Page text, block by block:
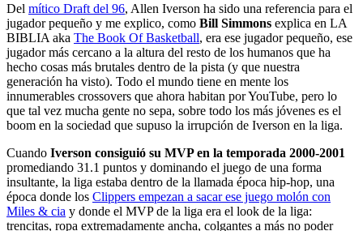
Del mítico Draft del 96, Allen Iverson ha sido una referencia para el
jugador pequeño y me explico, como Bill Simmons explica en LA
BIBLIA aka The Book Of Basketball, era ese jugador pequeño, ese
jugador más cercano a la altura del resto de los humanos que ha
hecho cosas más brutales dentro de la pista (y que nuestra
generación ha visto). Todo el mundo tiene en mente los
innumerables crossovers que ahora habitan por YouTube, pero lo
que tal vez mucha gente no sepa, sobre todo los más jóvenes es el
boom en la sociedad que supuso la irrupción de Iverson en la liga.
Cuando Iverson consiguió su MVP en la temporada 2000-2001
promediando 31.1 puntos y dominando el juego de una forma
insultante, la liga estaba dentro de la llamada época hip-hop, una
época donde los Clippers empezan a sacar ese juego molón con
Miles & cia y donde el MVP de la liga era el look de la liga:
trencitas, ropa extremadamente ancha, colgantes a más no poder